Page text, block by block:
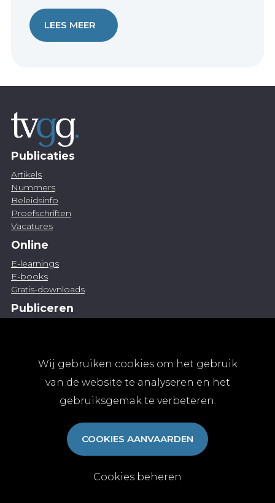
Wij gebruiken cookies om het gebruik
van de website te analyseren en het
gebruiksgemak te verbeteren.
COOKIES AANVAARDEN
Cookies beheren
LEES MEER
Publicaties
Artikels
Nummers
Beleidsinfo
Proefschriften
Vacatures
Online
E-learnings
E-books
Gratis-downloads
Publiceren
Abonnementen
Algemene abonnementsvoorwaarden